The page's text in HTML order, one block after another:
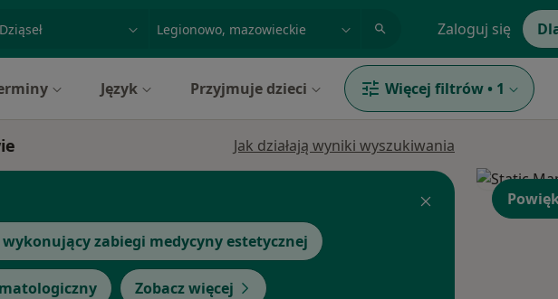
Zaloguj się
Język Przyjmuje dzieci Więcej filtrów • 1
Jak działają wyniki wyszukiwania
wykonujący zabiegi medycyny estetycznej
Zobacz więcej